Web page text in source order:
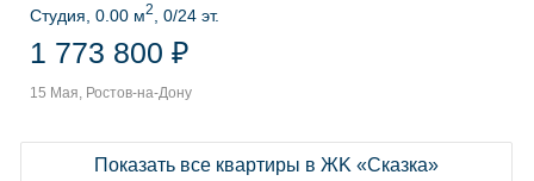
Студия, 0.00 м2 , 0/24 эт.
1 773 800 ₽
15 Мая, Ростов-на-Дону
Показать все квартиры в ЖK «Сказка»